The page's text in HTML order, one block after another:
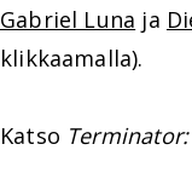
Gabriel Luna ja
klikkaamalla).
Katso